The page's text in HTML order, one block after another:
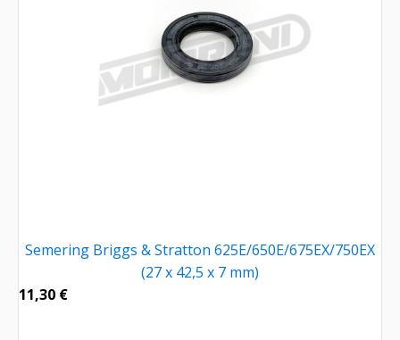
Semering Briggs & Stratton 625E/650E/675EX/750EX
(27 x 42,5 x 7 mm)
11,30 €